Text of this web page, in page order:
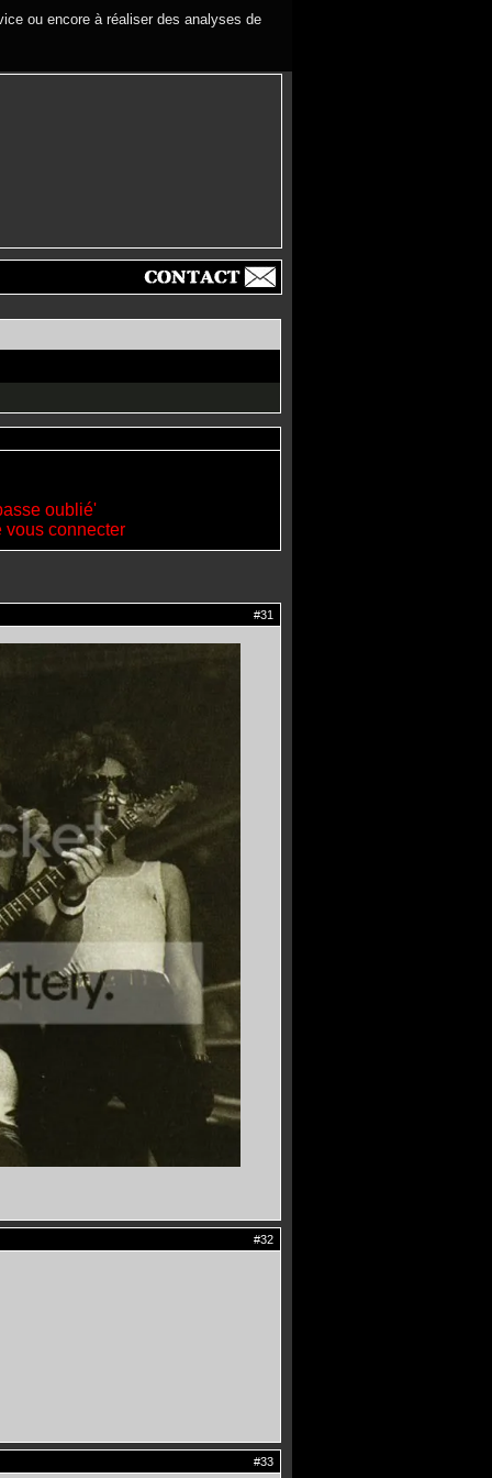
ou encore à réaliser des analyses de
oublié'
vous connecter
#31
#32
#33